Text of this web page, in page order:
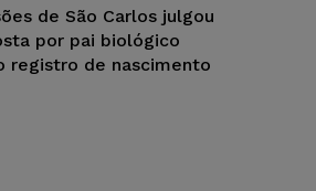
de São Carlos julgou
por pai biológico
registro de nascimento